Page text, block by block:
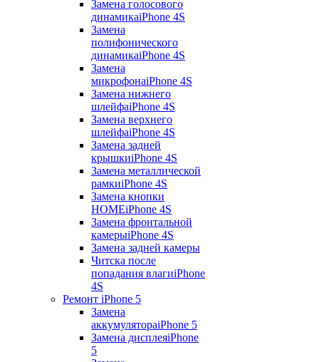
Замена голосового
динамикаiPhone 4S
Замена
полифонического
динамикаiPhone 4S
Замена
микрофонаiPhone 4S
Замена нижнего
шлейфаiPhone 4S
Замена верхнего
шлейфаiPhone 4S
Замена задней
крышкиiPhone 4S
Замена металлической
рамкиiPhone 4S
Замена кнопки
HOMEiPhone 4S
Замена фронтальной
камерыiPhone 4S
Замена задней камеры
Читска после
попадания влагиiPhone
4S
Ремонт iPhone 5
Замена
аккумулятораiPhone 5
Замена дисплеяiPhone
5